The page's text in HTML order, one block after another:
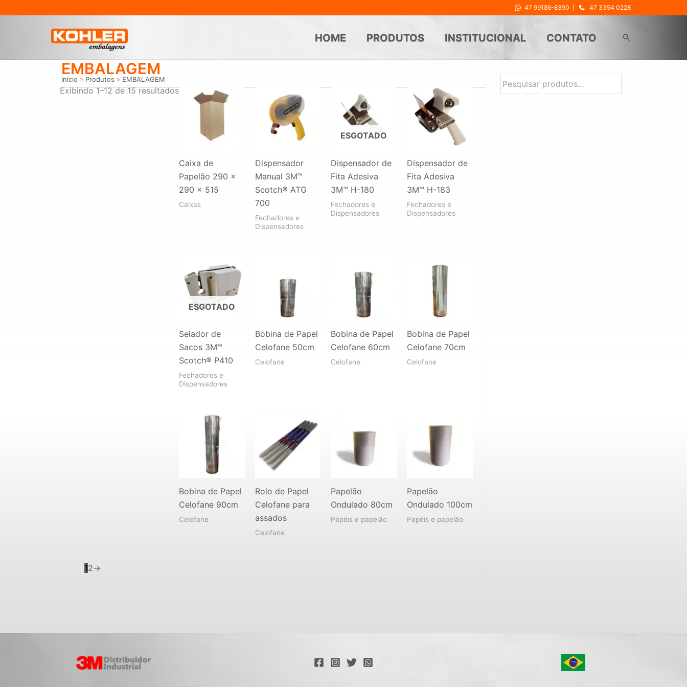
47 99186-8390 47 3354 0228
HOME PRODUTOS INSTITUCIONAL CONTATO Pesquisar
EMBALAGEM
Início Produtos EMBALAGEM
Exibindo 1–12 de 15 resultados
Caixa de
Papelão 290 x
290 x 515
Caixas
Dispensador
Manual 3M™
Scotch® ATG
700
Fechadores e
Dispensadores
ESGOTADO
Dispensador de
Fita Adesiva
3M™ H-180
Fechadores e
Dispensadores
Dispensador de
Fita Adesiva
3M™ H-183
Fechadores e
Dispensadores
ESGOTADO
Selador de
Sacos 3M™
Scotch® P410
Fechadores e
Dispensadores
Bobina de Papel
Celofane 50cm
Celofane
Bobina de Papel
Celofane 60cm
Celofane
Bobina de Papel
Celofane 70cm
Celofane
Bobina de Papel
Celofane 90cm
Celofane
Rolo de Papel
Celofane para
assados
Celofane
Papelão
Ondulado 80cm
Papéis e papelão
Papelão
Ondulado 100cm
Papéis e papelão
12→